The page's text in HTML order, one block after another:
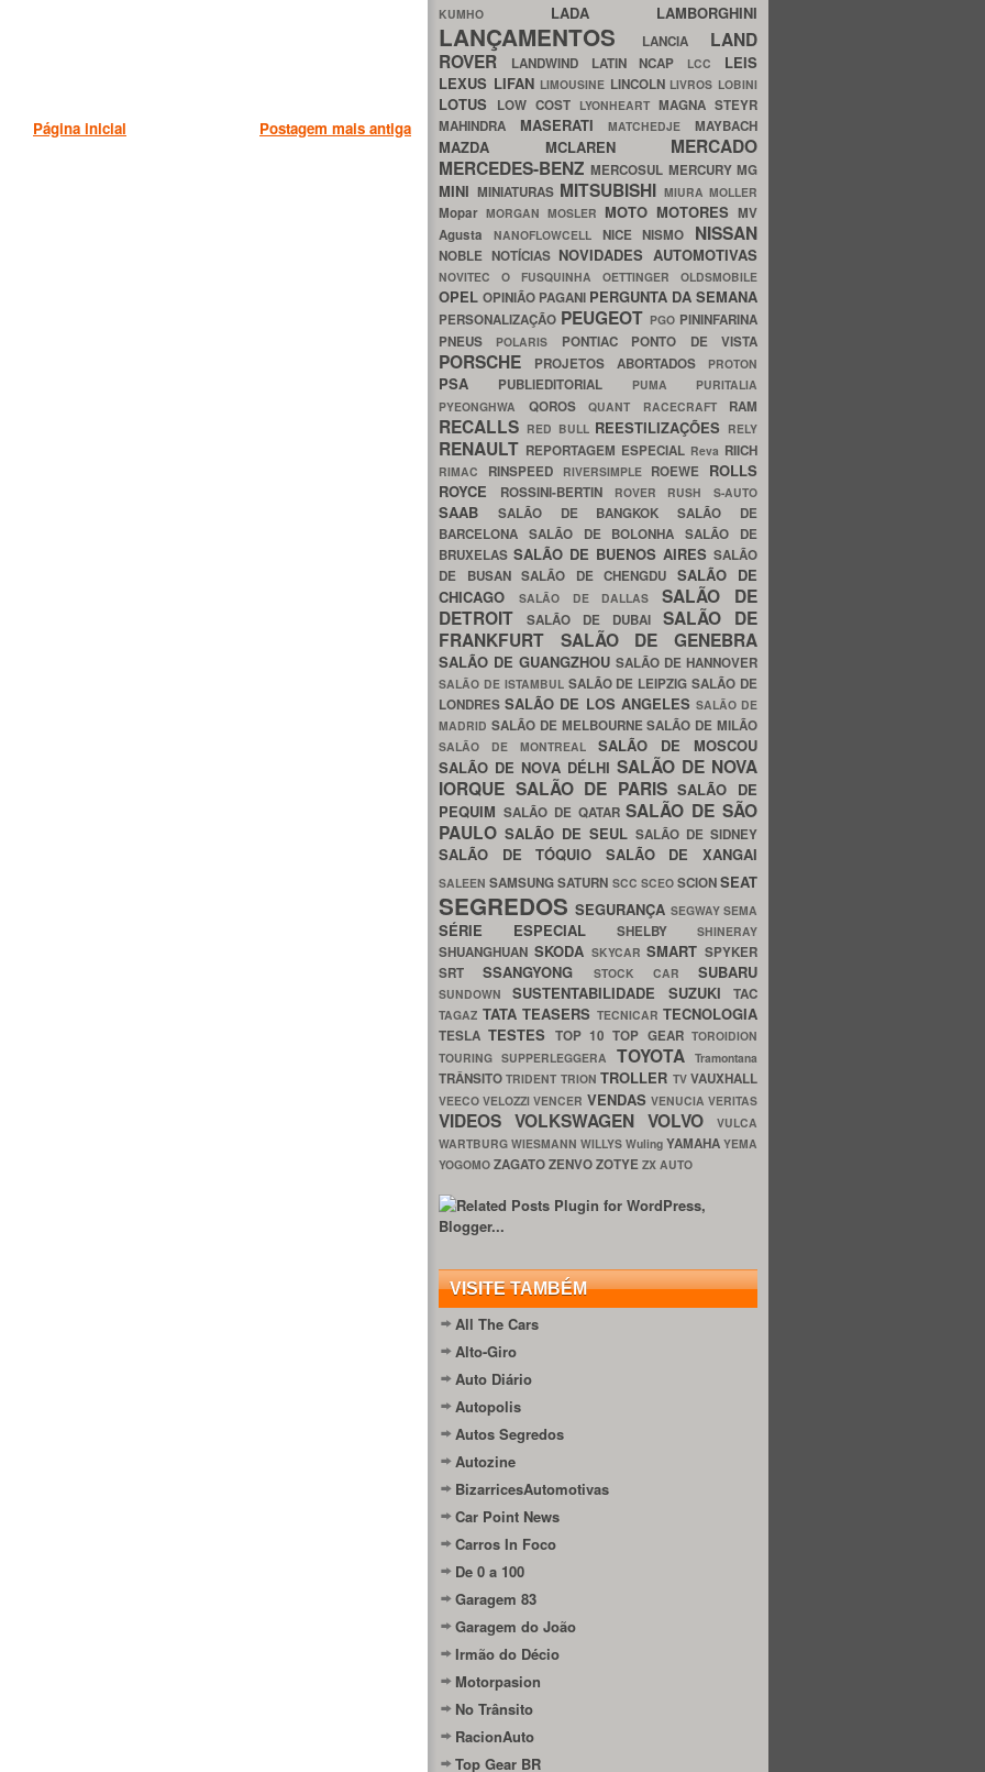
Postagem mais antiga
Página inicial
KUMHO LADA LAMBORGHINI
LANÇAMENTOS LANCIA LAND
ROVER
LANDWIND LATIN NCAP LCC LEIS
LEXUS LIFAN LIMOUSINE LINCOLN LIVROS LOBINI
LOTUS LOW COST LYONHEART MAGNA STEYR
MAHINDRA MASERATIMATCHEDJEMAYBACH
MAZDA MCLAREN MERCADO
MERCEDES-BENZMERCOSUL MERCURYMG
MINI MINIATURAS MITSUBISHI MIURA MOLLER
Mopar MORGAN MOSLER MOTO MOTORES MV
Agusta NANOFLOWCELL NICENISMO NISSAN
NOBLE NOTÍCIAS NOVIDADES AUTOMOTIVAS
NOVITEC O FUSQUINHA OETTINGER OLDSMOBILE
OPEL OPINIÃO PAGANI PERGUNTA DA SEMANA
PERSONALIZAÇÃO PEUGEOT PGO PININFARINA
PNEUS
POLARIS PONTIAC PONTO DE VISTA
PORSCHE PROJETOS ABORTADOS PROTON
PSA PUBLIEDITORIAL PUMA PURITALIA
PYEONGHWA QOROS QUANT RACECRAFT RAM
RECALLS RED BULL REESTILIZAÇÕES RELY
RENAULT REPORTAGEM ESPECIAL Reva RIICH
RIMAC RINSPEED RIVERSIMPLE ROEWE ROLLS
ROYCE
ROSSINI-BERTIN ROVER RUSH S-AUTO
SAAB SALÃO DE BANGKOKSALÃO DE
BARCELONA SALÃO DE BOLONHASALÃO DE
BRUXELAS SALÃO DE BUENOS AIRES SALÃO
DE BUSAN SALÃO DE CHENGDU SALÃO DE
CHICAGO
SALÃO DE DALLASSALÃO DE
DETROIT
SALÃO DE DUBAI SALÃO DE
FRANKFURT SALÃO DE GENEBRA
SALÃO DE GUANGZHOU SALÃO DE HANNOVER
SALÃO DE ISTAMBUL SALÃO DE LEIPZIGSALÃO DE
LONDRESSALÃO DE LOS ANGELES SALÃO DE
MADRID SALÃO DE MELBOURNESALÃO DE MILÃO
SALÃO DE MONTREAL SALÃO DE MOSCOU
SALÃO DE NOVA DÉLHI SALÃO DE NOVA
IORQUE SALÃO DE PARISSALÃO DE
PEQUIM SALÃO DE QATARSALÃO DE SÃO
PAULO SALÃO DE SEUL SALÃO DE SIDNEY
SALÃO DE TÓQUIO SALÃO DE XANGAI
SALEENSAMSUNGSATURN SCC SCEO SCIONSEAT
SEGREDOSSEGURANÇA SEGWAYSEMA
SÉRIE ESPECIAL SHELBY SHINERAY
SHUANGHUAN SKODA SKYCARSMART SPYKER
SRTSSANGYONG STOCK CAR SUBARU
SUNDOWNSUSTENTABILIDADE SUZUKITAC
TAGAZ TATA TEASERS TECNICAR TECNOLOGIA
TESLATESTES TOP 10TOP GEARTOROIDION
TOURING SUPPERLEGGERA TOYOTATramontana
TRÂNSITOTRIDENT TRIONTROLLER TVVAUXHALL
VEECOVELOZZIVENCER VENDAS VENUCIAVERITAS
VIDEOS VOLKSWAGEN VOLVO
VULCA
WARTBURG WIESMANN WILLYS Wuling YAMAHA YEMA
YOGOMO ZAGATOZENVOZOTYE ZX AUTO
VISITE TAMBÉM
All The Cars
Alto-Giro
Auto Diário
Autopolis
Autos Segredos
Autozine
BizarricesAutomotivas
Car Point News
Carros In Foco
De 0 a 100
Garagem 83
Garagem do João
Irmão do Décio
Motorpasion
No Trânsito
RacionAuto
Top Gear BR